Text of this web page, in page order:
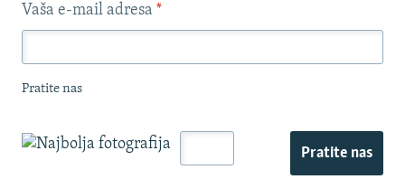
Vaša e-mail adresa *
Pratite nas
Pratite nas